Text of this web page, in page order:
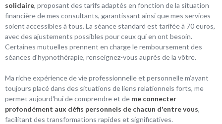
solidaire, proposant des tarifs adaptés en fonction de la situation
financière de mes consultants, garantissant ainsi que mes services
soient accessibles à tous. La séance standard est tarifée à 70 euros,
avec des ajustements possibles pour ceux qui en ont besoin.
Certaines mutuelles prennent en charge le remboursement des
séances d'hypnothérapie, renseignez-vous auprès de la vôtre.
Ma riche expérience de vie professionnelle et personnelle m’ayant
toujours placé dans des situations de liens relationnels forts, me
permet aujourd'hui de comprendre et de me connecter
profondément aux défis personnels de chacun d'entre vous,
facilitant des transformations rapides et significatives.